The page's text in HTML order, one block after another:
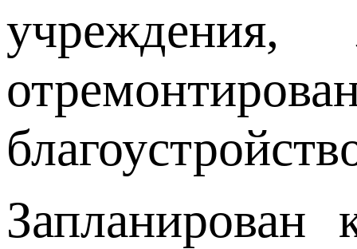
учреждения,
Запланирован